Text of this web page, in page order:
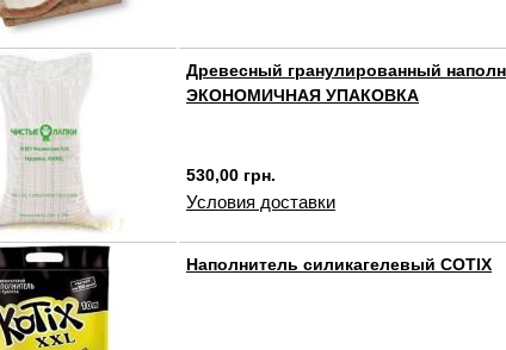
Древесный гранулированный
ЭКОНОМИЧНАЯ УПАКОВКА
530,00 грн.
Условия доставки
Наполнитель силикагелевый COTIX